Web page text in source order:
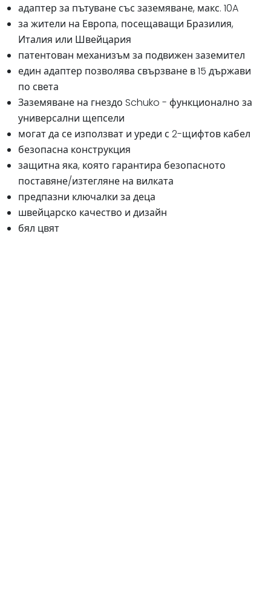
адаптер за пътуване със заземяване, макс. 10A
за жители на Европа, посещаващи Бразилия,
Италия или Швейцария
патентован механизъм за подвижен заземител
един адаптер позволява свързване в 15 държави
по света
Заземяване на гнездо Schuko - функционално за
универсални щепсели
могат да се използват и уреди с 2-щифтов кабел
безопасна конструкция
защитна яка, която гарантира безопасното
поставяне/изтегляне на вилката
предпазни ключалки за деца
швейцарско качество и дизайн
бял цвят